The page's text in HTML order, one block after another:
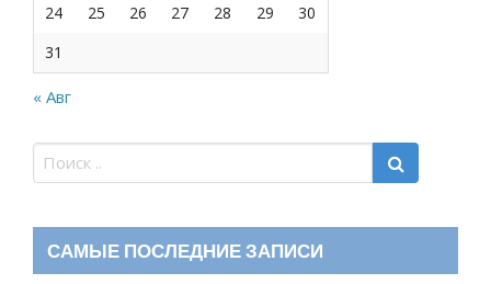
24
25 26 27 28 29
30
31
« Авг
САМЫЕ ПОСЛЕДНИЕ ЗАПИСИ